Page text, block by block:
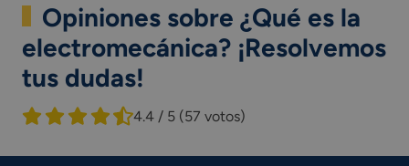
Opiniones sobre ¿Qué es la
electromecánica? ¡Resolvemos
tus dudas!
4.4 / 5 (57 votos)